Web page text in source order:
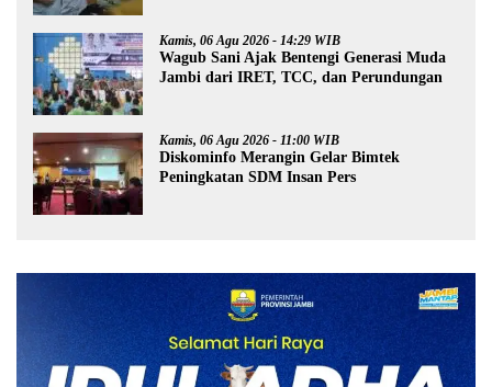
Kamis, 06 Agu 2026 - 14:29 WIB
Wagub Sani Ajak Bentengi Generasi Muda
Jambi dari IRET, TCC, dan Perundungan
Kamis, 06 Agu 2026 - 11:00 WIB
Diskominfo Merangin Gelar Bimtek
Peningkatan SDM Insan Pers